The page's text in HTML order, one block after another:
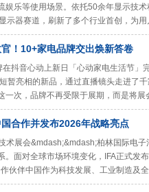
娱乐等使用场景。依托50余年显示技
示器赛道，刷新了多个行业首创，为
！10+家电品牌交出焕新答卷
抖音心动上新日「心动家电生活节」
暂亮相的新品，通过直播镜头走进了
一次，品牌不再受限于展期，而是将
合作并发布2026年战略亮点
术展会&mdash;&mdash;柏林国际电
。面对全球市场环境变化，IFA正式发
伙伴中国作为科技发展、工业制造及